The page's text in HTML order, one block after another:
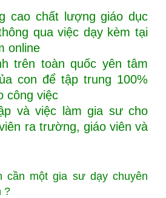
cao chất lượng giáo dục
qua việc dạy kèm tại
online
trên toàn quốc yên tâm
con để tập trung 100%
công việc
và việc làm gia sư cho
ra trường, giáo viên và
cần một gia sư dạy chuyên
?